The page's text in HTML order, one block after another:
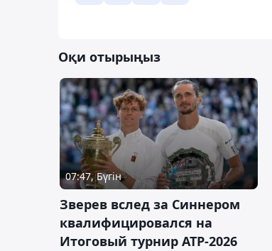
Оқи отырыңыз
07:47, Бүгін
Зверев вслед за Синнером
квалифицировался на
Итоговый турнир ATP-2026